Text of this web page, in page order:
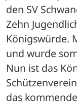
den SV
Zehn
Königswürde.
und wurde
Nun ist das
das kommende